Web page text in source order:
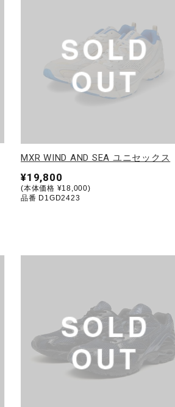
MXR WIND AND SEA ユニセックス
¥19,800
(本体価格 ¥18,000)
品番 D1GD2423